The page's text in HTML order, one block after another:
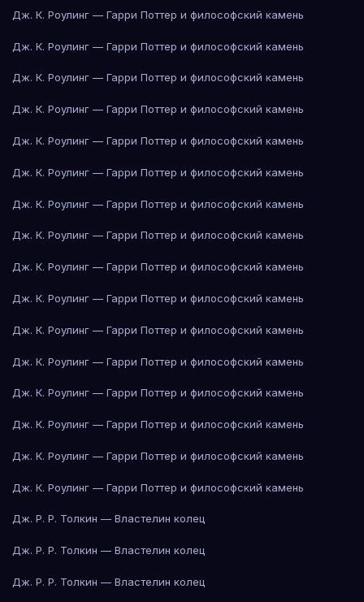
Дж. К. Роулинг — Гарри Поттер и философский камень
Дж. К. Роулинг — Гарри Поттер и философский камень
Дж. К. Роулинг — Гарри Поттер и философский камень
Дж. К. Роулинг — Гарри Поттер и философский камень
Дж. К. Роулинг — Гарри Поттер и философский камень
Дж. К. Роулинг — Гарри Поттер и философский камень
Дж. К. Роулинг — Гарри Поттер и философский камень
Дж. К. Роулинг — Гарри Поттер и философский камень
Дж. К. Роулинг — Гарри Поттер и философский камень
Дж. К. Роулинг — Гарри Поттер и философский камень
Дж. К. Роулинг — Гарри Поттер и философский камень
Дж. К. Роулинг — Гарри Поттер и философский камень
Дж. К. Роулинг — Гарри Поттер и философский камень
Дж. К. Роулинг — Гарри Поттер и философский камень
Дж. К. Роулинг — Гарри Поттер и философский камень
Дж. К. Роулинг — Гарри Поттер и философский камень
Дж. Р. Р. Толкин — Властелин колец
Дж. Р. Р. Толкин — Властелин колец
Дж. Р. Р. Толкин — Властелин колец